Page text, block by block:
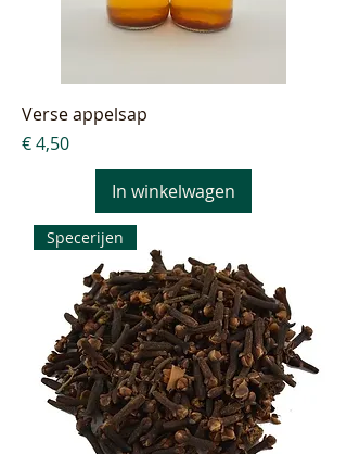
Verse appelsap
Prijs
€ 4,50
In winkelwagen
Specerijen